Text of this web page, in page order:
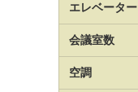
エレベーター
会議室数
空調